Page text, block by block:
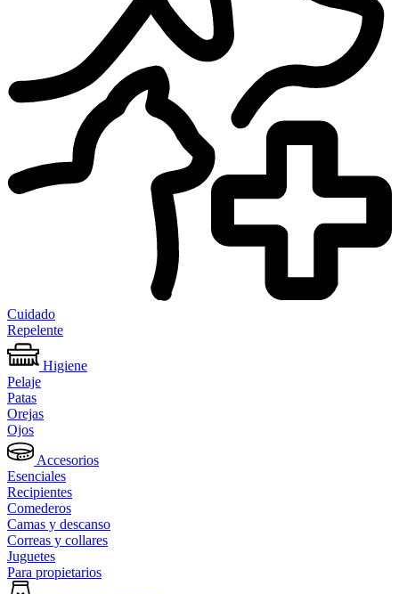
Cuidado
Repelente
Higiene
Pelaje
Patas
Orejas
Ojos
Accesorios
Esenciales
Recipientes
Comederos
Camas y descanso
Correas y collares
Juguetes
Para propietarios